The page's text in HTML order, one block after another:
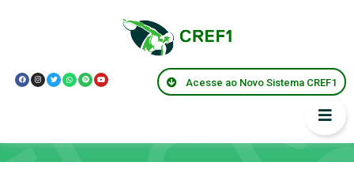
Acesse ao Novo Sistema CREF1